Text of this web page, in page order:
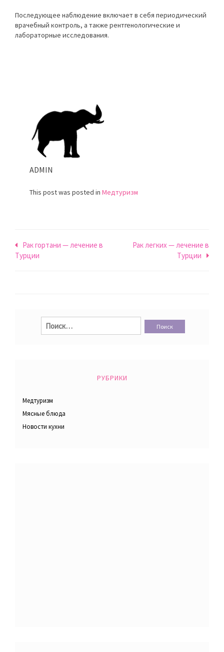
Последующее наблюдение включает в себя периодический
врачебный контроль, а также рентгенологические и
лабораторные исследования.
ADMIN
This post was posted in Медтуризм
Навигация
по
Рак гортани — лечение в
Турции
Рак легких — лечение в
Турции
Найти:
РУБРИКИ
Медтуризм
Мясные блюда
Новости кухни